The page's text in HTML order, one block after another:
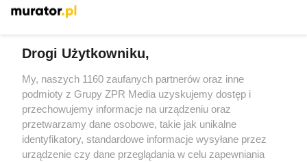
Żaden utwór zamieszczony w serwisie nie może być powielany i
rozpowszechniany lub dalej rozpowszechniany w jakikolwiek sposób
(w tym także elektroniczny lub mechaniczny) na jakimkolwiek polu
eksploatacji w jakiejkolwiek formie, włącznie z umieszczaniem w
Internecie bez pisemnej zgody właściciela praw. Jakiekolwiek użycie
lub wykorzystanie utworów w całości lub w części z naruszeniem
prawa, tzn. bez właściwej zgody, jest zabronione pod groźbą kary i
może być ścigane prawnie.
Drogi Użytkowniku,
My, naszych 1160 zaufanych partnerów oraz inne
podmioty z Grupy ZPR Media uzyskujemy dostęp i
przechowujemy informacje na urządzeniu oraz
przetwarzamy dane osobowe, takie jak unikalne
identyfikatory, standardowe informacje wysyłane przez
urządzenie czy dane przeglądania w celu zapewniania